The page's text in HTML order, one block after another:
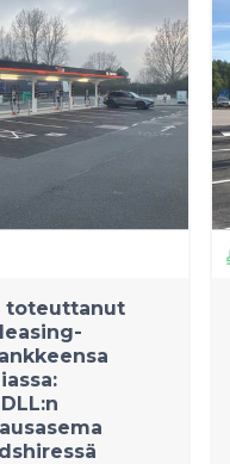
toteuttanut